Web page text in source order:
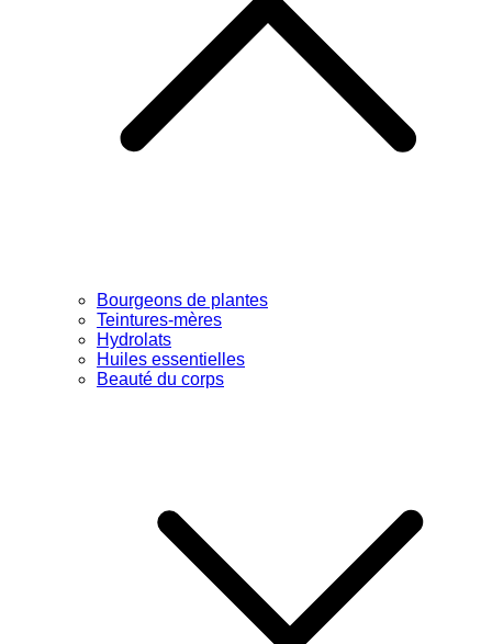
Bourgeons de plantes
Teintures-mères
Hydrolats
Huiles essentielles
Beauté du corps